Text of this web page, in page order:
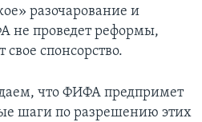
разочарование и
не проведет реформы,
спонсорство.
что ФИФА предпримет
шаги по разрешению этих